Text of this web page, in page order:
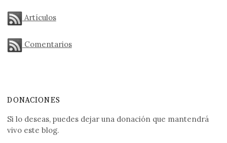
Artículos
Comentarios
DONACIONES
Si lo deseas, puedes dejar una donación que mantendrá
vivo este blog.